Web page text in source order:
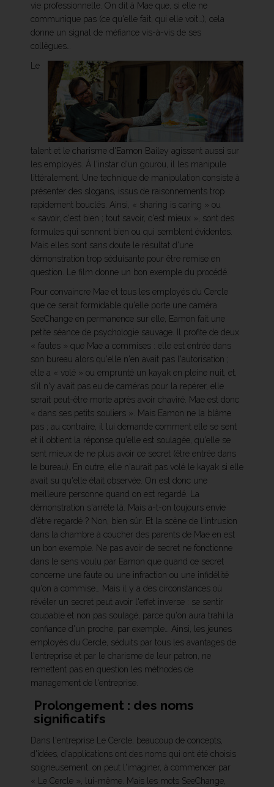
vie professionnelle. On dit à Mae que, si elle ne
communique pas (ce qu'elle fait, qui elle voit…), cela
donne un signal de méfiance vis-à-vis de ses
collègues…
Le
talent et le charisme d'Eamon Bailey agissent aussi sur
les employés. À l'instar d'un gourou, il les manipule
littéralement. Une technique de manipulation consiste à
présenter des slogans, issus de raisonnements trop
rapidement bouclés. Ainsi, « sharing is caring » ou
« savoir, c'est bien ; tout savoir, c'est mieux », sont des
formules qui sonnent bien ou qui semblent évidentes.
Mais elles sont sans doute le résultat d'une
démonstration trop séduisante pour être remise en
question. Le film donne un bon exemple du procédé.
Pour convaincre Mae et tous les employés du Cercle
que ce serait formidable qu'elle porte une caméra
SeeChange en permanence sur elle, Eamon fait une
petite séance de psychologie sauvage. Il profite de deux
« fautes » que Mae a commises : elle est entrée dans
son bureau alors qu'elle n'en avait pas l'autorisation ;
elle a « volé » ou emprunté un kayak en pleine nuit, et,
s'il n'y avait pas eu de caméras pour la repérer, elle
serait peut-être morte après avoir chaviré. Mae est donc
« dans ses petits souliers ». Mais Eamon ne la blâme
pas ; au contraire, il lui demande comment elle se sent
et il obtient la réponse qu'elle est soulagée, qu'elle se
sent mieux de ne plus avoir ce secret (être entrée dans
le bureau). En outre, elle n'aurait pas volé le kayak si elle
avait su qu'elle était observée. On est donc une
meilleure personne quand on est regardé. La
démonstration s'arrête là. Mais a-t-on toujours envie
d'être regardé ? Non, bien sûr. Et la scène de l'intrusion
dans la chambre à coucher des parents de Mae en est
un bon exemple. Ne pas avoir de secret ne fonctionne
dans le sens voulu par Eamon que quand ce secret
concerne une faute ou une infraction ou une infidélité
qu'on a commise… Mais il y a des circonstances où
révéler un secret peut avoir l'effet inverse : se sentir
coupable et non pas soulagé, parce qu'on aura trahi la
confiance d'un proche, par exemple… Ainsi, les jeunes
employés du Cercle, séduits par tous les avantages de
l'entreprise et par le charisme de leur patron, ne
remettent pas en question les méthodes de
management de l'entreprise.
Prolongement : des noms
significatifs
Dans l'entreprise Le Cercle, beaucoup de concepts,
d'idées, d'applications ont des noms qui ont été choisis
soigneusement, on peut l'imaginer, à commencer par
« Le Cercle », lui-même. Mais les mots SeeChange,